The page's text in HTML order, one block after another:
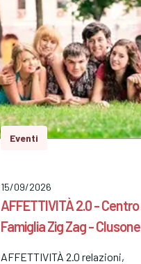
Eventi
15/09/2026
AFFETTIVITÀ 2.0 - Centro
Famiglia Zig Zag - Clusone
AFFETTIVITÀ 2.0 relazioni,